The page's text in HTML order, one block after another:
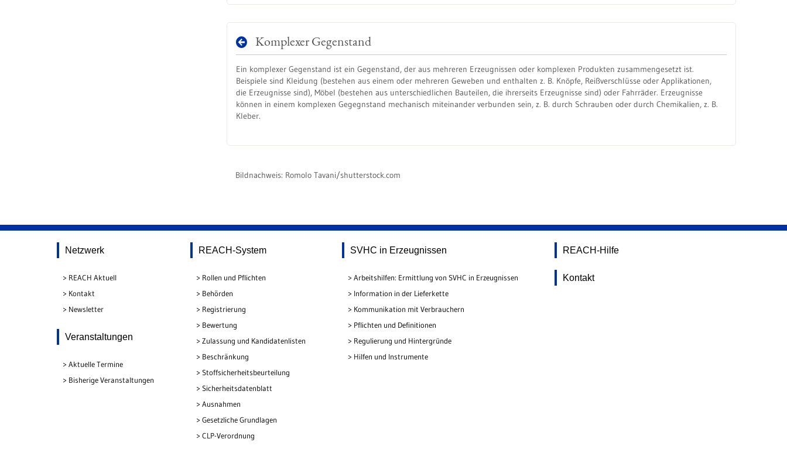
Komplexer Gegenstand
Ein komplexer Gegenstand ist ein Gegenstand, der aus mehreren Erzeugnissen oder komplexen Produkten zusammengesetzt ist.
Beispiele sind Kleidung (bestehen aus einem oder mehreren Geweben und enthalten z. B. Knöpfe, Reißverschlüsse oder Applikationen,
die Erzeugnisse sind), Möbel (bestehen aus unterschiedlichen Bauteilen, die ihrerseits Erzeugnisse sind) oder Fahrräder. Erzeugnisse
können in einem komplexen Gegegnstand mechanisch miteinander verbunden sein, z. B. durch Schrauben oder durch Chemikalien, z. B.
Kleber.
Bildnachweis: Romolo Tavani/shutterstock.com
Netzwerk
REACH Aktuell
Kontakt
Newsletter
Veranstaltungen
Aktuelle Termine
Bisherige Veranstaltungen
REACH-System
Rollen und Pflichten
Behörden
Registrierung
Bewertung
Zulassung und Kandidatenlisten
Beschränkung
Stoffsicherheitsbeurteilung
Sicherheitsdatenblatt
Ausnahmen
Gesetzliche Grundlagen
CLP-Verordnung
SVHC in Erzeugnissen
Arbeitshilfen: Ermittlung von SVHC in Erzeugnissen
Information in der Lieferkette
Kommunikation mit Verbrauchern
Pflichten und Definitionen
Regulierung und Hintergründe
Hilfen und Instrumente
REACH-Hilfe
Kontakt